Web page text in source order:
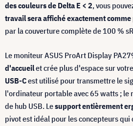
des couleurs de Delta E < 2, vous
travail sera affiché exactement
par la couverture complète de 100 %
Le moniteur ASUS ProArt Display
d'accueilet crée plus d'espace sur
USB-Cest utilisé pour transmettre le
l'ordinateur portable avec 65 watts ; le
de hub USB. Lesupport entièrement
pivot est idéal pour les concepteurs qui